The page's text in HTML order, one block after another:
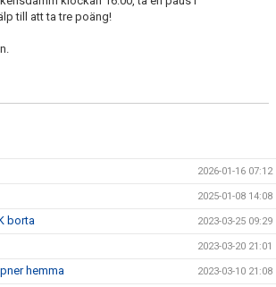
till att ta tre poäng!
2026-01-16 07:12
2025-01-08 14:08
borta 2023-03-25 09:29
2023-03-20 21:01
hemma 2023-03-10 21:08